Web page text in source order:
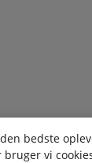
KitchenLab
bedste
vi